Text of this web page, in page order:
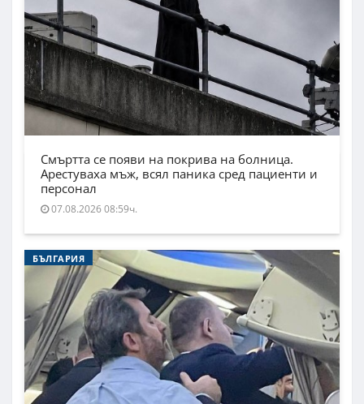
Смъртта се появи на покрива на болница.
Арестуваха мъж, всял паника сред пациенти и
персонал
07.08.2026 08:59ч.
БЪЛГАРИЯ